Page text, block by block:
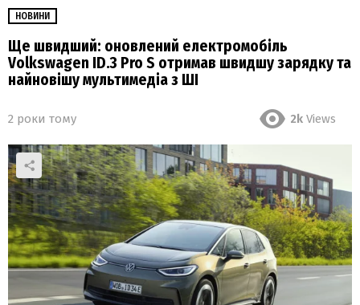
НОВИНИ
Ще швидший: оновлений електромобіль
Volkswagen ID.3 Pro S отримав швидшу зарядку та
найновішу мультимедіа з ШІ
2 роки тому 2k Views